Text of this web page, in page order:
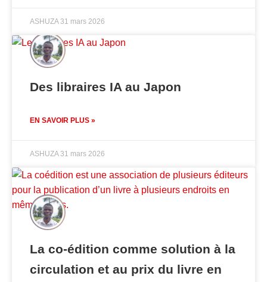
ASHUZA31 mars 2026
Des libraires IA au Japon
EN SAVOIR PLUS »
ASHUZA31 mars 2026
La co-édition comme solution à la
circulation et au prix du livre en